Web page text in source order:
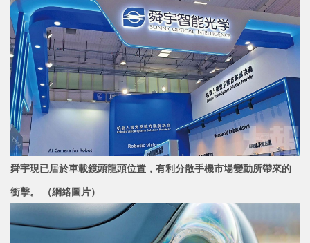
舜宇現已居於車載鏡頭龍頭位置，有利分散手機市場變動所帶來的
衝擊。 （網絡圖片）